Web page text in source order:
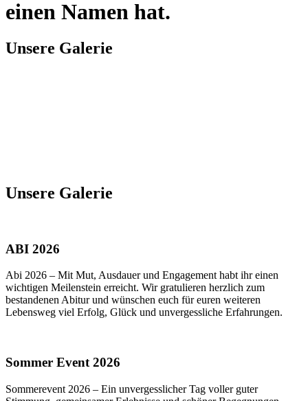
einen Namen hat.
Unsere Galerie
Unsere Galerie
ABI 2026
Abi 2026 – Mit Mut, Ausdauer und Engagement habt ihr einen
wichtigen Meilenstein erreicht. Wir gratulieren herzlich zum
bestandenen Abitur und wünschen euch für euren weiteren
Lebensweg viel Erfolg, Glück und unvergessliche Erfahrungen.
Sommer Event 2026
Sommerevent 2026 – Ein unvergesslicher Tag voller guter